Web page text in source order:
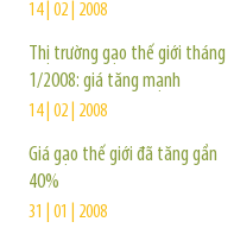
14 | 02 | 2008
Thị trường gạo thế giới tháng
1/2008: giá tăng mạnh
14 | 02 | 2008
Giá gạo thế giới đã tăng gần
40%
31 | 01 | 2008